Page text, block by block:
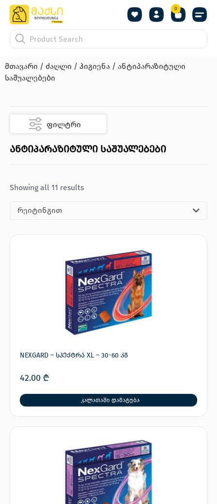
0
მთავარი / ძაღლი / ჰიგიენა / ანტიპარაზიტული
საშუალებები
ფილტრი
ანტიპარაზიტული საშუალებები
Showing all 11 results
რეიტინგით
NEXGARD – სპექტრა XL – 30-60 კგ
42.00 ₾
კალათაში დამატება